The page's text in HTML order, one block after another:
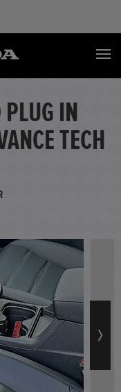
IN
TECH